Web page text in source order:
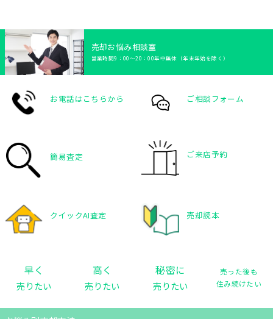
売却お悩み相談室
営業時間9：00〜20：00年中無休（年末年始を除く）
お電話はこちらから ご相談フォーム
簡易査定 ご来店予約
クイックAI査定 売却読本
早く
売りたい
高く
売りたい
秘密に
売りたい
売った後も
住み続けたい